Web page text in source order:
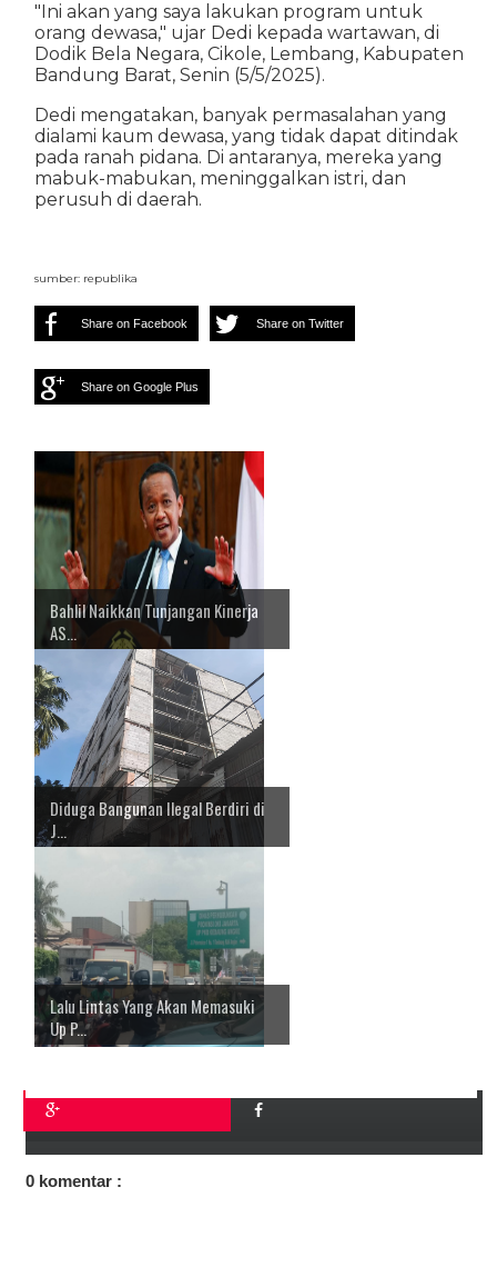
"Ini akan yang saya lakukan program untuk
orang dewasa," ujar Dedi kepada wartawan, di
Dodik Bela Negara, Cikole, Lembang, Kabupaten
Bandung Barat, Senin (5/5/2025).
Dedi mengatakan, banyak permasalahan yang
dialami kaum dewasa, yang tidak dapat ditindak
pada ranah pidana. Di antaranya, mereka yang
mabuk-mabukan, meninggalkan istri, dan
perusuh di daerah.
sumber: republika
Share on Facebook Share on Twitter
Share on Google Plus
Bahlil Naikkan Tunjangan Kinerja
AS...
Diduga Bangunan Ilegal Berdiri di
J...
Lalu Lintas Yang Akan Memasuki
Up P...
0 komentar :